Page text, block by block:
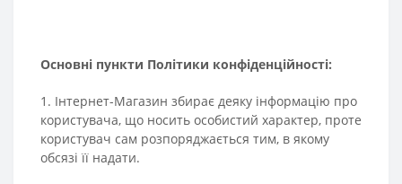
Основні пункти Політики конфіденційності:
1. Інтернет-Магазин збирає деяку інформацію про
користувача, що носить особистий характер, проте
користувач сам розпоряджається тим, в якому
обсязі її надати.